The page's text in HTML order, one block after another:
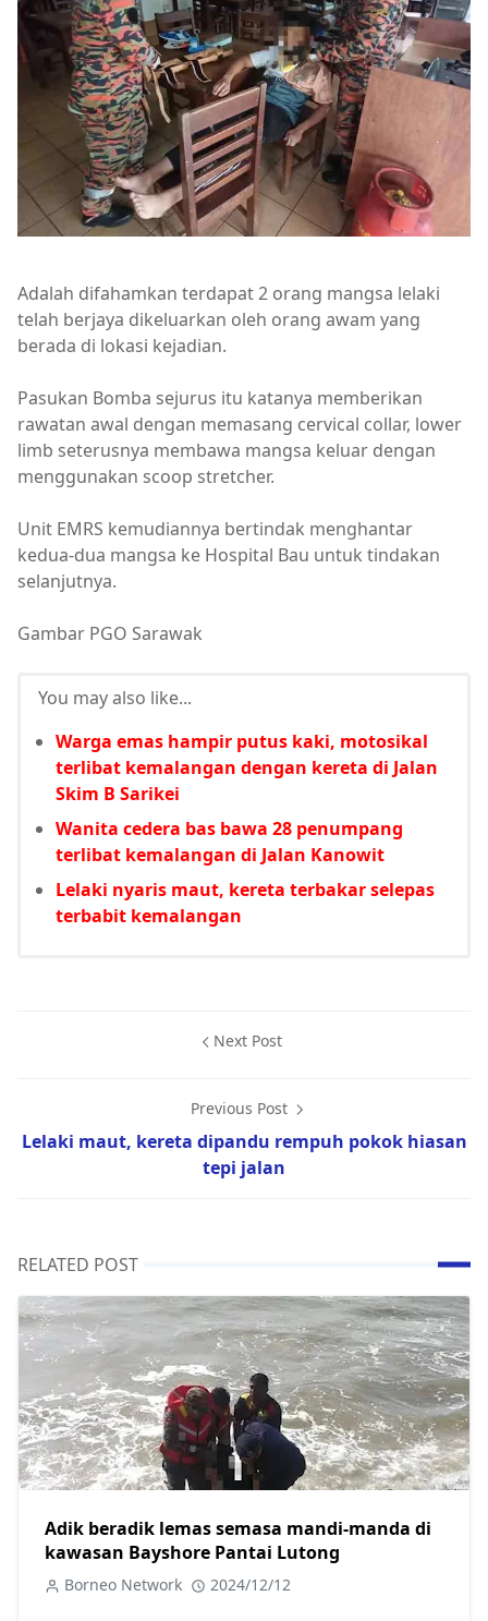
Adalah difahamkan terdapat 2 orang mangsa lelaki
telah berjaya dikeluarkan oleh orang awam yang
berada di lokasi kejadian.
Pasukan Bomba sejurus itu katanya memberikan
rawatan awal dengan memasang cervical collar, lower
limb seterusnya membawa mangsa keluar dengan
menggunakan scoop stretcher.
Unit EMRS kemudiannya bertindak menghantar
kedua-dua mangsa ke Hospital Bau untuk tindakan
selanjutnya.
Gambar PGO Sarawak
You may also like...
Warga emas hampir putus kaki, motosikal
terlibat kemalangan dengan kereta di Jalan
Skim B Sarikei
Wanita cedera bas bawa 28 penumpang
terlibat kemalangan di Jalan Kanowit
Lelaki nyaris maut, kereta terbakar selepas
terbabit kemalangan
Next Post
Previous Post
Lelaki maut, kereta dipandu rempuh pokok hiasan
tepi jalan
RELATED POST
Adik beradik lemas semasa mandi-manda di
kawasan Bayshore Pantai Lutong
Borneo Network 2024/12/12